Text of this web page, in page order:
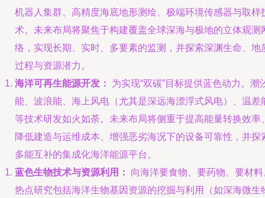
机器人集群、高精度海底地形测绘、极端环境传感器与取样
术。未来布局将聚焦于构建覆盖全球深海与极地的立体观测
络，实现长期、实时、多要素的监测，并探索深渊生命、地
过程与资源潜力。
海洋可再生能源开发：
为实现“双碳”目标提供蓝色动力。潮
能、波浪能、海上风电（尤其是深远海漂浮式风电）、温差
等技术研发如火如荼。未来布局将侧重于提高能量转换效率
降低建造与运维成本、增强恶劣海况下的设备可靠性，并探
多能互补的集成化海洋能源平台。
蓝色生物技术与资源利用：
向海洋要食物、要药物、要材料
热点研究包括海洋生物基因资源的挖掘与利用（如深海微生